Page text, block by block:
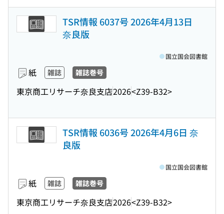
TSR情報 6037号 2026年4月13日
奈良版
紙 雑誌 雑誌巻号
東京商工リサーチ奈良支店2026<Z39-B32>
国立国会図書館
TSR情報 6036号 2026年4月6日 奈
良版
紙 雑誌 雑誌巻号
東京商工リサーチ奈良支店2026<Z39-B32>
国立国会図書館